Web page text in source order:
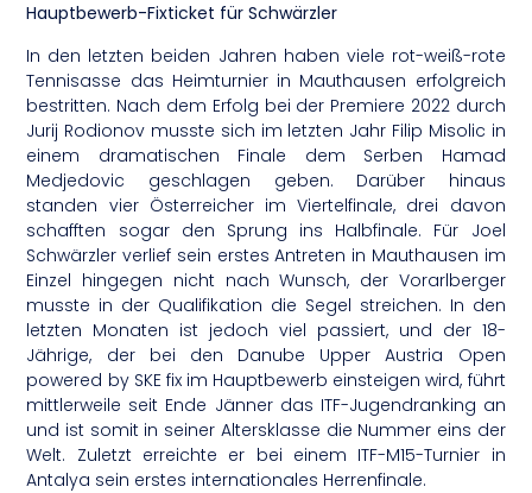
Hauptbewerb-Fixticket für Schwärzler
In den letzten beiden Jahren haben viele rot-weiß-rote
Tennisasse das Heimturnier in Mauthausen erfolgreich
bestritten. Nach dem Erfolg bei der Premiere 2022 durch
Jurij Rodionov musste sich im letzten Jahr Filip Misolic in
einem dramatischen Finale dem Serben Hamad
Medjedovic geschlagen geben. Darüber hinaus
standen vier Österreicher im Viertelfinale, drei davon
schafften sogar den Sprung ins Halbfinale. Für Joel
Schwärzler verlief sein erstes Antreten in Mauthausen im
Einzel hingegen nicht nach Wunsch, der Vorarlberger
musste in der Qualifikation die Segel streichen. In den
letzten Monaten ist jedoch viel passiert, und der 18-
Jährige, der bei den Danube Upper Austria Open
powered by SKE fix im Hauptbewerb einsteigen wird, führt
mittlerweile seit Ende Jänner das ITF-Jugendranking an
und ist somit in seiner Altersklasse die Nummer eins der
Welt. Zuletzt erreichte er bei einem ITF-M15-Turnier in
Antalya sein erstes internationales Herrenfinale.